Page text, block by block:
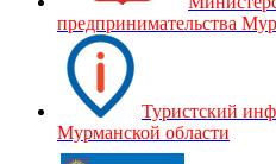
предпринимательства
Туристский
Мурманской области